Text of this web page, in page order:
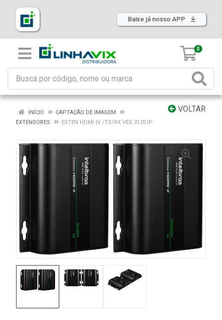
Baixe já nosso APP
0
VOLTAR
INÍCIO
CAPTAÇÃO DE IMAGEM
EXTENSORES
EXTEN HDMI IV /TX/RX VEX 3120 IP